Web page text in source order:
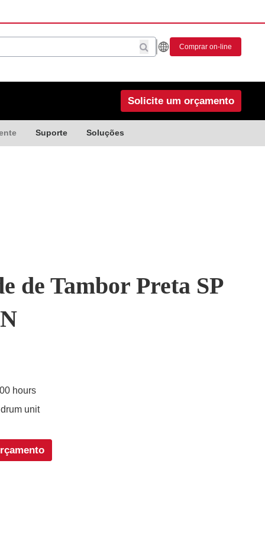
Comprar on-line
Solicite um orçamento
Suporte Soluções
de Tambor Preta SP
hours
unit